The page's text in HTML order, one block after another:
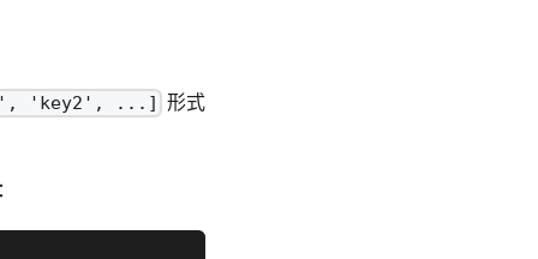
'key2', ...] 形式